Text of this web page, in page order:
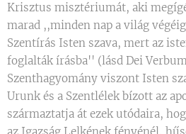
Krisztus misztériumát, aki
marad ,,minden nap a világ
Szentírás Isten szava, mert az
foglalták írásba'' (lásd Dei
Szenthagyomány viszont Isten
Urunk és a Szentlélek bízott az
származtatja át ezek utódaira,